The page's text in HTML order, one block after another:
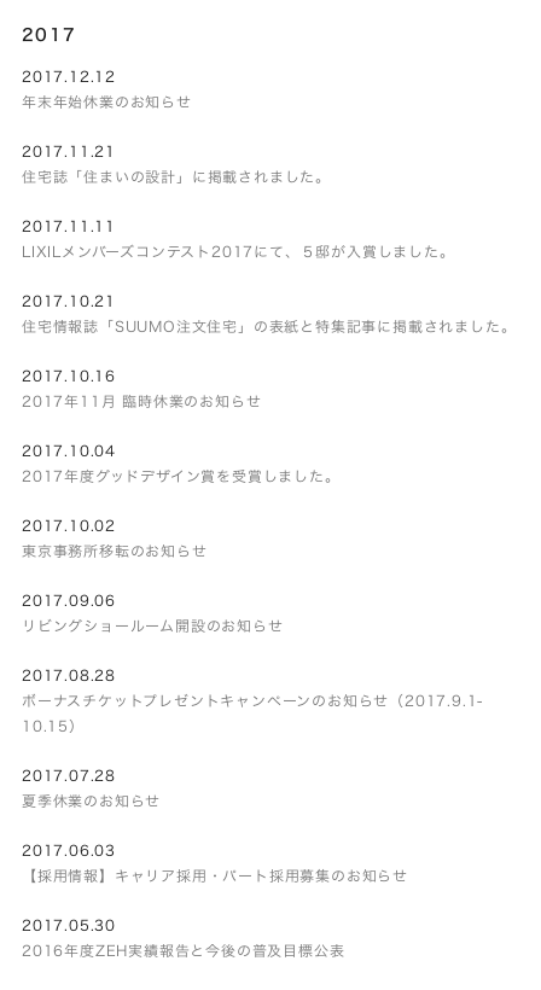
2017
2017.12.12
年末年始休業のお知らせ
2017.11.21
住宅誌「住まいの設計」に掲載されました。
2017.11.11
LIXILメンバーズコンテスト2017にて、５邸が入賞しました。
2017.10.21
住宅情報誌「SUUMO注文住宅」の表紙と特集記事に掲載されました。
2017.10.16
2017年11月 臨時休業のお知らせ
2017.10.04
2017年度グッドデザイン賞を受賞しました。
2017.10.02
東京事務所移転のお知らせ
2017.09.06
リビングショールーム開設のお知らせ
2017.08.28
ボーナスチケットプレゼントキャンペーンのお知らせ（2017.9.1-
10.15）
2017.07.28
夏季休業のお知らせ
2017.06.03
【採用情報】キャリア採用・パート採用募集のお知らせ
2017.05.30
2016年度ZEH実績報告と今後の普及目標公表